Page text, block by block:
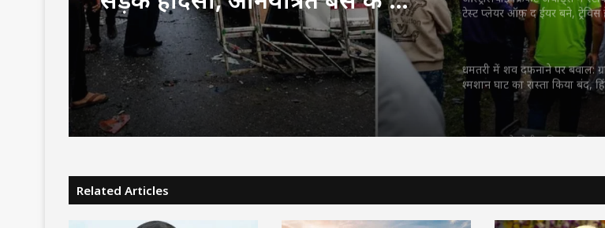
में गिरने से 7 की मौत और कई घायल
टेस्ट प्लेयर ऑफ द ईयर बने, ट्रेविस
लगातार दूसरी बार जीता एलन
धमतरी में शव दफनाने पर बवाल:
श्मशान घाट का रास्ता किया बंद,
रिवाज से अंतिम संस्कार पर बनी
28 अगस्त से होगी महिला एशिया
Related Articles